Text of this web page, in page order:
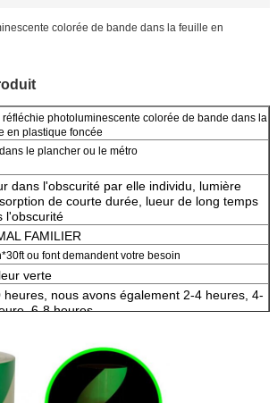
colorée de bande dans la feuille en
réfléchie photoluminescente colorée de bande dans la
en plastique foncée
le plancher ou le métro
dans l'obscurité par elle individu, lumière
de courte durée, lueur de long temps
l'obscurité
FAMILIER
ou font demandent votre besoin
verte
heures, nous avons également 2-4 heures, 4-
6-8 heures
selon la quantité d'ordre